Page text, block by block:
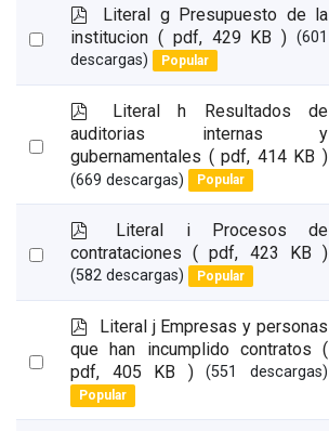
Select
p
d
f
Literal g Presupuesto de la
institucion ( pdf, 429 KB ) (601
descargas)
Popular
Select
item
p
d
f
Literal h Resultados de
auditorias internas y
gubernamentales ( pdf, 414 KB )
(669 descargas) Popular
Select
p
d
f
Literal i Procesos de
contrataciones ( pdf, 423 KB )
(582 descargas) Popular
Select
item
p
d
f
Literal j Empresas y personas
que han incumplido contratos (
pdf, 405 KB )
(551 descargas)
Popular